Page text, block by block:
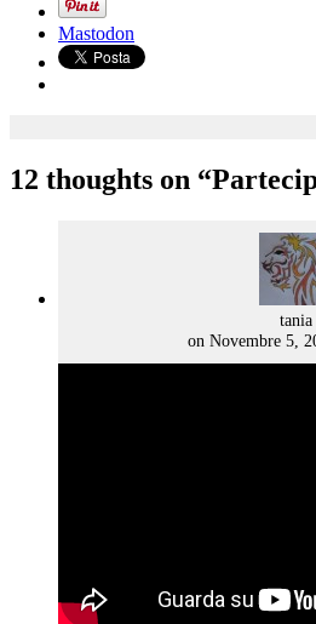
Mastodon
12 thoughts on “
tania
on Novembre 5,